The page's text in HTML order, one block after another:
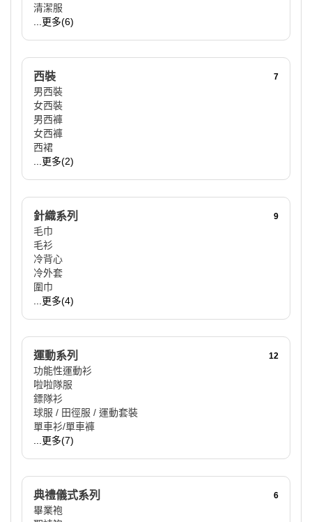
清潔服
...更多(6)
西裝 7
男西裝
女西裝
男西褲
女西褲
西裙
...更多(2)
針織系列 9
毛巾
毛衫
冷背心
冷外套
圍巾
...更多(4)
運動系列 12
功能性運動衫
啦啦隊服
鏢隊衫
球服 / 田徑服 / 運動套裝
單車衫/單車褲
...更多(7)
典禮儀式系列 6
畢業袍